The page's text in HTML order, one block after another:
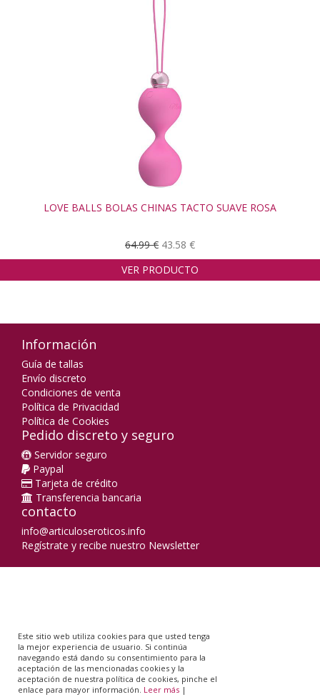
LOVE BALLS BOLAS CHINAS TACTO SUAVE ROSA
64.99 € 43.58 €
VER PRODUCTO
Información
Guía de tallas
Envío discreto
Condiciones de venta
Política de Privacidad
Política de Cookies
Pedido discreto y seguro
Servidor seguro
Paypal
Tarjeta de crédito
Transferencia bancaria
contacto
info@articuloseroticos.info
Regístrate y recibe nuestro Newsletter
Este sitio web utiliza cookies para que usted tenga
la mejor experiencia de usuario. Si continúa
navegando está dando su consentimiento para la
aceptación de las mencionadas cookies y la
aceptación de nuestra política de cookies, pinche el
enlace para mayor información. Leer más |